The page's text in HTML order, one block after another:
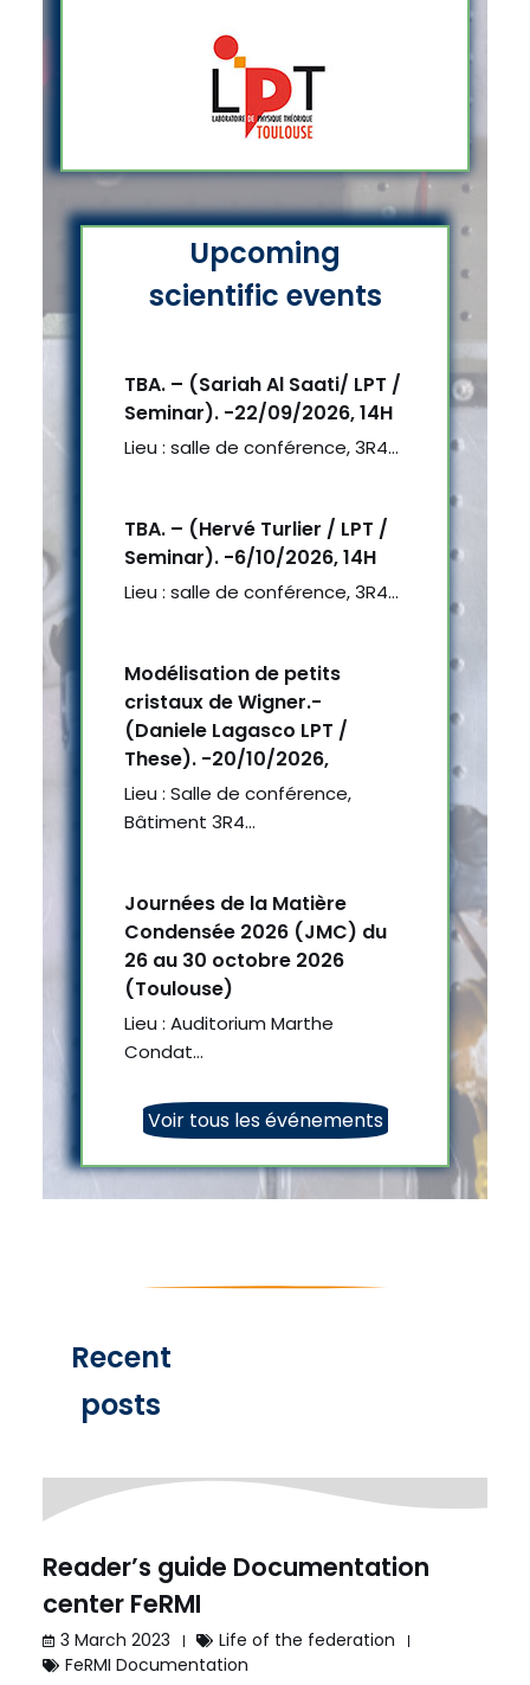
Upcoming
scientific events
TBA. – (Sariah Al Saati/ LPT /
Seminar). -22/09/2026, 14H
Lieu : salle de conférence, 3R4…
TBA. – (Hervé Turlier / LPT /
Seminar). -6/10/2026, 14H
Lieu : salle de conférence, 3R4…
Modélisation de petits
cristaux de Wigner.-
(Daniele Lagasco LPT /
These). -20/10/2026,
Lieu : Salle de conférence,
Bâtiment 3R4…
Journées de la Matière
Condensée 2026 (JMC) du
26 au 30 octobre 2026
(Toulouse)
Lieu : Auditorium Marthe
Condat…
Voir tous les événements
Recent
posts
Reader’s guide Documentation
center FeRMI
3 March 2023
Life of the federation
FeRMI Documentation